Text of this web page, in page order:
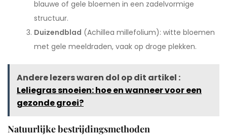
blauwe of gele bloemen in een zadelvormige
structuur.
Duizendblad (Achillea millefolium): witte bloemen
met gele meeldraden, vaak op droge plekken.
Andere lezers waren dol op dit artikel :
Leliegras snoeien: hoe en wanneer voor een
gezonde groei?
Natuurlijke bestrijdingsmethoden